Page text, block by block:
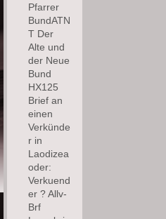
Pfarrer
BundATN
T Der
Alte und
der Neue
Bund
HX125
Brief an
einen
Verkünde
r in
Laodizea
oder:
Verkuend
er ? Allv-
Brf